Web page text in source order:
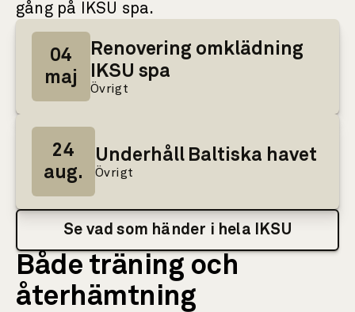
gång på IKSU spa.
04
maj
Renovering omklädning
IKSU spa
Övrigt
24
aug.
Underhåll Baltiska havet
Övrigt
Se vad som händer i hela IKSU
Både träning och
återhämtning